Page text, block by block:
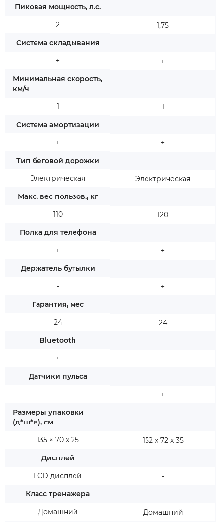
Пиковая мощность, л.с.
2
Система складывания
+
Минимальная скорость,
км/ч
1
Система амортизации
+
Тип беговой дорожки
Электрическая
Макс. вес пользов., кг
110
Полка для телефона
+
Держатель бутылки
-
Гарантия, мес
24
Bluetooth
+
Датчики пульса
-
Размеры упаковки
(д*ш*в), см
135 × 70 х 25
Дисплей
LCD дисплей
Класс тренажера
Домашний
1,75
+
1
+
Электрическая
120
+
+
24
-
+
152 х 72 х 35
-
Домашний